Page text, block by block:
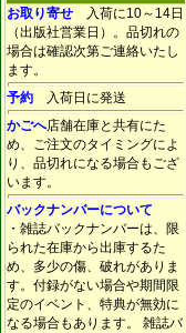
お取り寄せ 入荷に10～14日
（出版社営業日）。品切れの
場合は確認次第ご連絡いたし
ます。
予約 入荷日に発送
かごへ店舗在庫と共有にた
め、ご注文のタイミングによ
り、品切れになる場合もござ
います。
バックナンバーについて
・雑誌バックナンバーは、限
られた在庫から出庫するた
め、多少の傷、破れがありま
す。付録がない場合や期間限
定のイベント、特典が無効に
なる場合もあります。 雑誌バ